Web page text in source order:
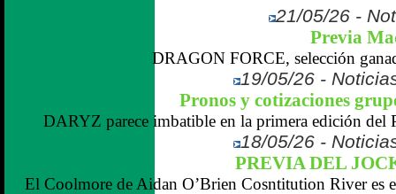
21/05/26 -
Previa
DRAGON FORCE, selección
19/05/26 -
Pronos y cotizaciones
DARYZ parece imbatible en la primera edición del
18/05/26 -
PREVIA DEL
El Coolmore de Aidan O’Brien Cosntitution River es